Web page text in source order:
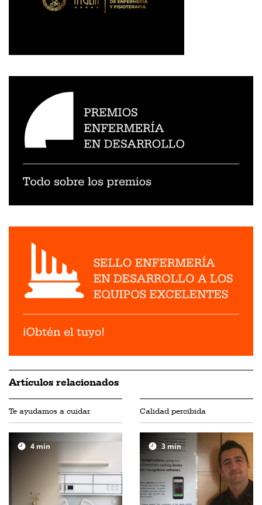
Artículos relacionados
Te ayudamos a cuidar
4 min
Calidad percibida
3min